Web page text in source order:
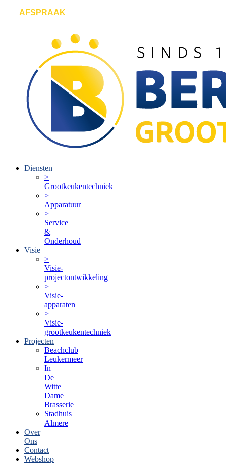
AFSPRAAK
Diensten
>
Grootkeukentechniek
>
Apparatuur
>
Service
&
Onderhoud
Visie
>
Visie-
projectontwikkeling
>
Visie-
apparaten
>
Visie-
grootkeukentechniek
Projecten
Beachclub
Leukermeer
In
De
Witte
Dame
Brasserie
Stadhuis
Almere
Over
Ons
Contact
Webshop